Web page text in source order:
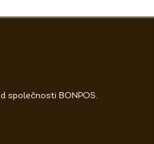
společnosti BONPOS.